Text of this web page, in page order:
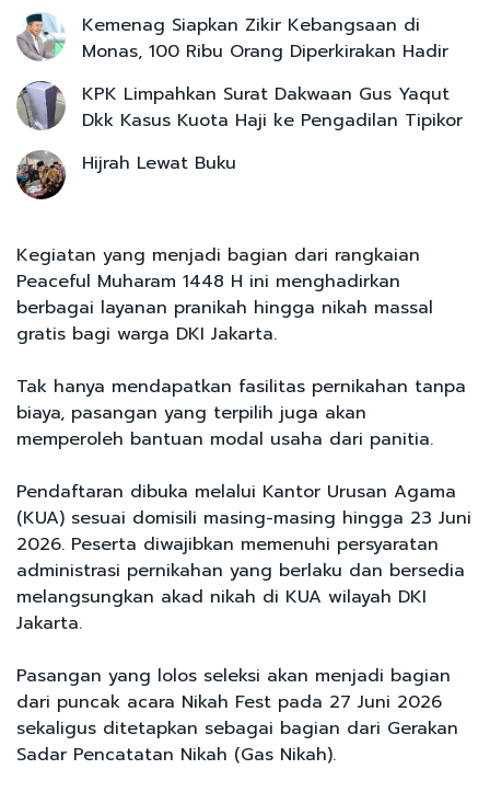
Kemenag Siapkan Zikir Kebangsaan di
Monas, 100 Ribu Orang Diperkirakan Hadir
KPK Limpahkan Surat Dakwaan Gus Yaqut
Dkk Kasus Kuota Haji ke Pengadilan Tipikor
Hijrah Lewat Buku
Kegiatan yang menjadi bagian dari rangkaian
Peaceful Muharam 1448 H ini menghadirkan
berbagai layanan pranikah hingga nikah massal
gratis bagi warga DKI Jakarta.
Tak hanya mendapatkan fasilitas pernikahan tanpa
biaya, pasangan yang terpilih juga akan
memperoleh bantuan modal usaha dari panitia.
Pendaftaran dibuka melalui Kantor Urusan Agama
(KUA) sesuai domisili masing-masing hingga 23 Juni
2026. Peserta diwajibkan memenuhi persyaratan
administrasi pernikahan yang berlaku dan bersedia
melangsungkan akad nikah di KUA wilayah DKI
Jakarta.
Pasangan yang lolos seleksi akan menjadi bagian
dari puncak acara Nikah Fest pada 27 Juni 2026
sekaligus ditetapkan sebagai bagian dari Gerakan
Sadar Pencatatan Nikah (Gas Nikah).